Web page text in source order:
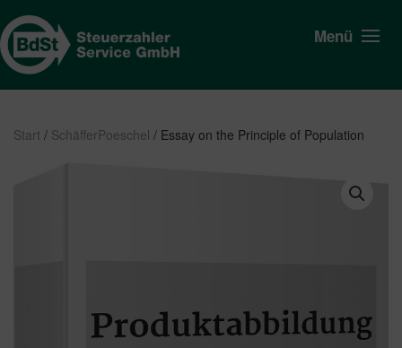
Menü
Start / SchäfferPoeschel / Essay on the Principle of Population